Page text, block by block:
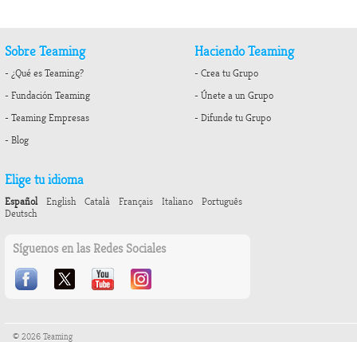
Sobre Teaming
- ¿Qué es Teaming?
- Fundación Teaming
- Teaming Empresas
- Blog
Haciendo Teaming
- Crea tu Grupo
- Únete a un Grupo
- Difunde tu Grupo
Elige tu idioma
Español English Català Français Italiano
Português
Deutsch
Síguenos en las Redes Sociales
© 2026 Teaming